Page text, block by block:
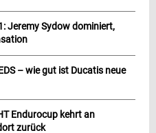
Jeremy Sydow dominiert,
– wie gut ist Ducatis neue
Endurocup kehrt an
zurück